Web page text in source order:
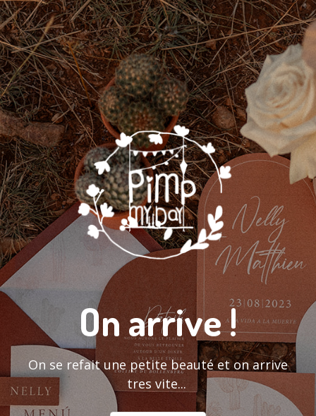
On arrive !
On se refait une petite beauté et on arrive
tres vite...